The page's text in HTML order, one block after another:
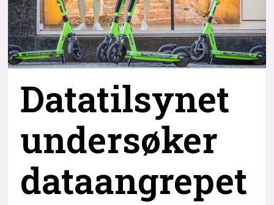
Datatilsynet
undersøker
dataangrepet